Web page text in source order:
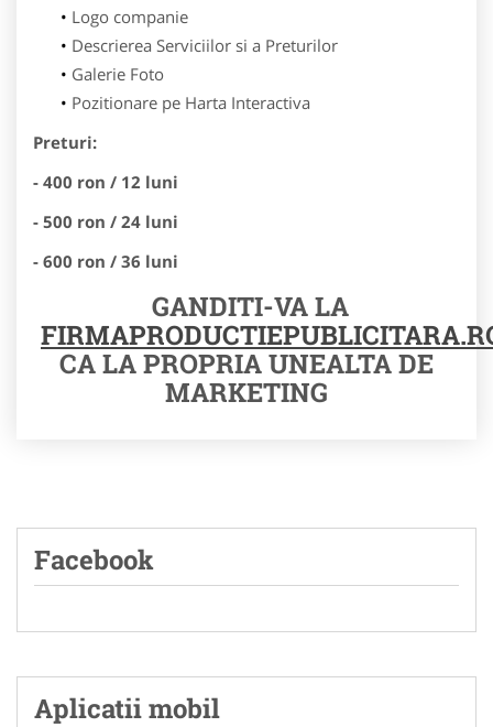
Logo companie
Descrierea Serviciilor si a Preturilor
Galerie Foto
Pozitionare pe Harta Interactiva
Preturi:
- 400 ron / 12 luni
- 500 ron / 24 luni
- 600 ron / 36 luni
GANDITI-VA LA
CA LA PROPRIA UNEALTA DE
MARKETING
Facebook
Aplicatii mobil